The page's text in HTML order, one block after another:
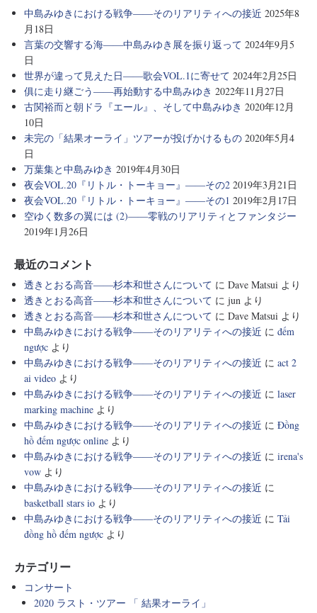
中島みゆきにおける戦争――そのリアリティへの接近 2025年8
月18日
言葉の交響する海――中島みゆき展を振り返って 2024年9月5
日
世界が違って見えた日――歌会VOL.1に寄せて 2024年2月25日
俱に走り継ごう――再始動する中島みゆき 2022年11月27日
古関裕而と朝ドラ『エール』、そして中島みゆき 2020年12月
10日
未完の「結果オーライ」ツアーが投げかけるもの 2020年5月4
日
万葉集と中島みゆき 2019年4月30日
夜会VOL.20『リトル・トーキョー』――その2 2019年3月21日
夜会VOL.20『リトル・トーキョー』――その1 2019年2月17日
空ゆく数多の翼には (2)――零戦のリアリティとファンタジー
2019年1月26日
最近のコメント
透きとおる高音――杉本和世さんについて に Dave Matsui より
透きとおる高音――杉本和世さんについて に jun より
透きとおる高音――杉本和世さんについて に Dave Matsui より
中島みゆきにおける戦争――そのリアリティへの接近 に đếm
ngược より
中島みゆきにおける戦争――そのリアリティへの接近 に act 2
ai video より
中島みゆきにおける戦争――そのリアリティへの接近 に laser
marking machine より
中島みゆきにおける戦争――そのリアリティへの接近 に Đồng
hồ đếm ngược online より
中島みゆきにおける戦争――そのリアリティへの接近 に irena's
vow より
中島みゆきにおける戦争――そのリアリティへの接近 に
basketball stars io より
中島みゆきにおける戦争――そのリアリティへの接近 に Tải
đồng hồ đếm ngược より
カテゴリー
コンサート
2020 ラスト・ツアー 「 結果オーライ」